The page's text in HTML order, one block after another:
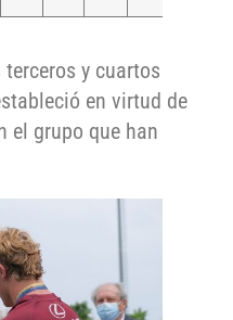
y cuartos
en virtud de
el grupo que han